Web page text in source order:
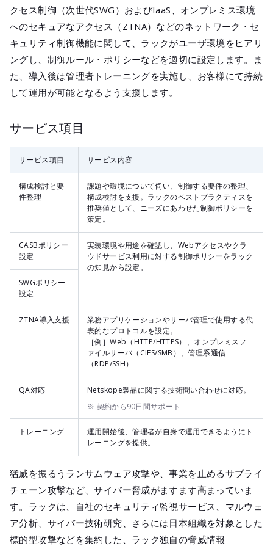
クセス制御（次世代SWG）およびIaaS、オンプレミス環境
へのセキュアなアクセス（ZTNA）などのネットワーク・セ
キュリティ制御機能に関して、ラックがユーザ環境をヒアリ
ングし、制御ルール・ポリシーなどを適切に設定します。ま
た、導入後は管理者トレーニングを実施し、お客様にて持続
して運用が可能となるよう支援します。
サービス項目
サービス項目 サービス内容
構成検討と要
件整理
課題や環境について伺い、制御する要件の整理、
構成検討を支援。ラックのベストプラクティスを
推奨値として、ニーズにあわせた制御ポリシーを
策定。
CASBポリシー
設定
実装環境や用途を確認し、Webアクセスやクラ
ウドサービス利用に対する制御ポリシーをラック
の知見から設定。
SWGポリシー
設定
ZTNA導入支援
業務アプリケーションやサーバ管理で使用する代
表的なプロトコルを設定。
［例］Web（HTTP/HTTPS）、オンプレミスフ
ァイルサーバ（CIFS/SMB）、管理系通信
（RDP/SSH）
QA対応
Netskope製品に関する技術問い合わせに対応。
※ 契約から90日間サポート
トレーニング
運用開始後、管理者が自身で運用できるようにト
レーニングを提供。
猛威を振るうランサムウェア攻撃や、事業を止めるサプライ
チェーン攻撃など、サイバー脅威がますます高まっていま
す。ラックは、自社のセキュリティ監視サービス、マルウェ
ア分析、サイバー技術研究、さらには日本組織を対象とした
標的型攻撃などを集約した、ラック独自の脅威情報